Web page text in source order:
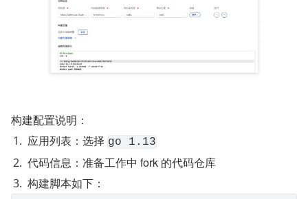
构建配置说明：
应用列表：选择 go 1.13
代码信息：准备工作中 fork 的代码仓库
构建脚本如下：